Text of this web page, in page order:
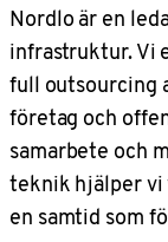
Nordlo är en
infrastruktur. Vi
full outsourcing
företag och
samarbete och
teknik hjälper vi
en samtid som